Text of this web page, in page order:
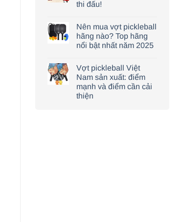
thi đấu!
Nên mua vợt pickleball
hãng nào? Top hãng
nổi bật nhất năm 2025
Vợt pickleball Việt
Nam sản xuất: điểm
mạnh và điểm cần cải
thiện